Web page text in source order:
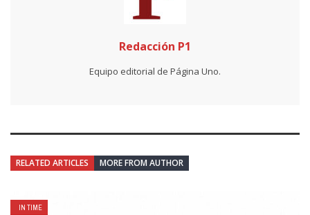
Redacción P1
Equipo editorial de Página Uno.
RELATED ARTICLES MORE FROM AUTHOR
IN TIME